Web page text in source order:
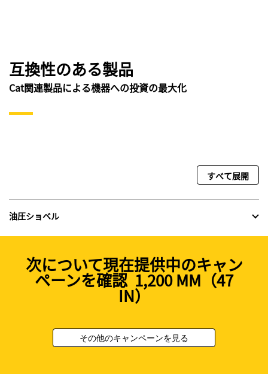
互換性のある製品
Cat関連製品による機器への投資の最大化
すべて展開
油圧ショベル
次について現在提供中のキャン
ペーンを確認 1,200 MM（47
IN）
その他のキャンペーンを見る